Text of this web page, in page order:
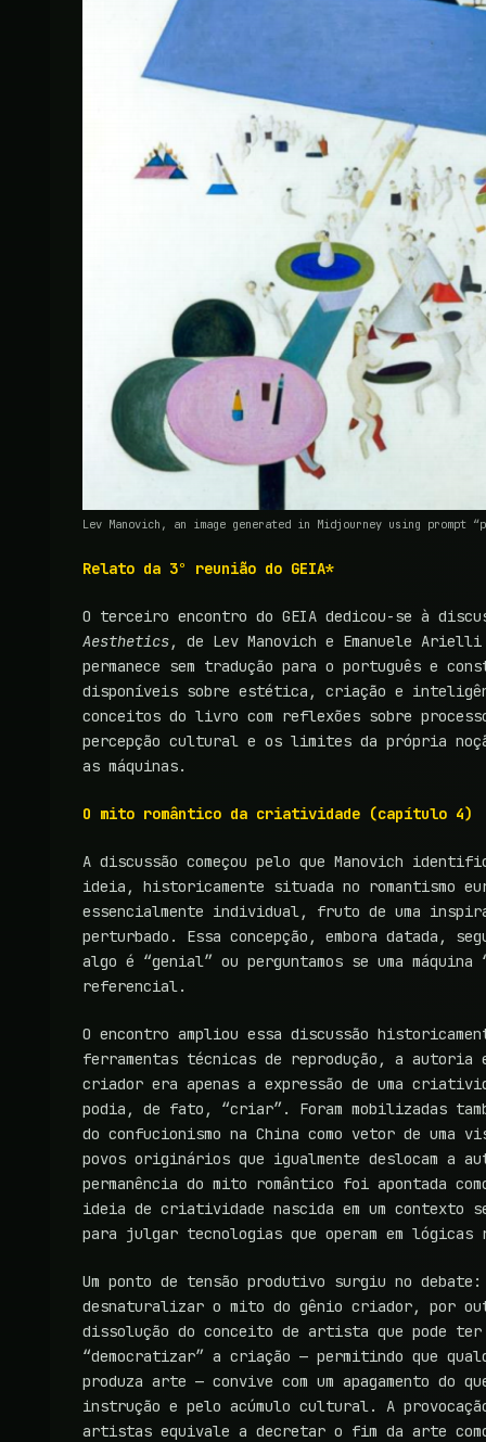
Lev Manovich, an image generated in Midjourney using prompt
Relato da 3º reunião do GEIA*
O terceiro encontro do GEIA dedicou-se à
Aesthetics, de Lev Manovich e Emanuele
permanece sem tradução para o português e
disponíveis sobre estética, criação e
conceitos do livro com reflexões sobre
percepção cultural e os limites da própria
as máquinas.
O mito romântico da criatividade (capítulo 4)
A discussão começou pelo que Manovich
ideia, historicamente situada no romantismo
essencialmente individual, fruto de uma
perturbado. Essa concepção, embora datada,
algo é “genial” ou perguntamos se uma
referencial.
O encontro ampliou essa discussão
ferramentas técnicas de reprodução, a
criador era apenas a expressão de uma
podia, de fato, “criar”. Foram mobilizadas
do confucionismo na China como vetor de
povos originários que igualmente deslocam a
permanência do mito romântico foi apontada
ideia de criatividade nascida em um contexto
para julgar tecnologias que operam em
Um ponto de tensão produtivo surgiu no
desnaturalizar o mito do gênio criador, por
dissolução do conceito de artista que pode
“democratizar” a criação — permitindo que
produza arte — convive com um apagamento
instrução e pelo acúmulo cultural. A
artistas equivale a decretar o fim da arte como